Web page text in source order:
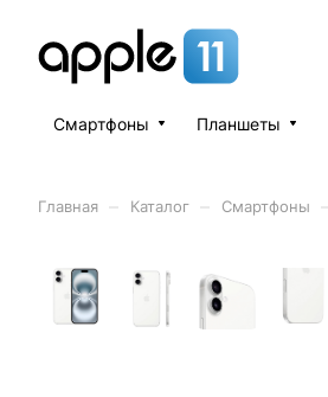
Смартфоны Планшеты
Главная Каталог Смартфоны